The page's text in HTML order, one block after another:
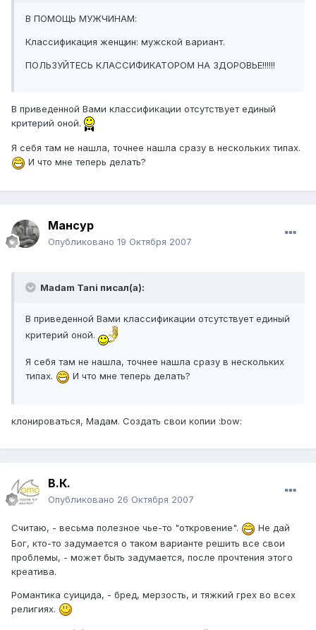
В ПОМОЩЬ МУЖЧИНАМ:
Классификация женщин: мужской вариант.
ПОЛЬЗУЙТЕСЬ КЛАССИФИКАТОРОМ НА ЗДОРОВЬЕ!!!!!!
В приведенной Вами классификации отсутствует единый
критерий оной.
Я себя там не нашла, точнее нашла сразу в нескольких типах.
И что мне теперь делать?
Мансур
Опубликовано 19 Октября 2007
Madam Tani писал(а):
В приведенной Вами классификации отсутствует единый
критерий оной.
Я себя там не нашла, точнее нашла сразу в нескольких
типах.
И что мне теперь делать?
клонироваться, Мадам. Создать свои копии :bow:
В.К.
Опубликовано 26 Октября 2007
Считаю, - весьма полезное чье-то "откровение".
Не дай
Бог, кто-то задумается о таком варианте решить все свои
проблемы, - может быть задумается, после прочтения этого
креатива.
Романтика суицида, - бред, мерзость, и тяжкий грех во всех
религиях.